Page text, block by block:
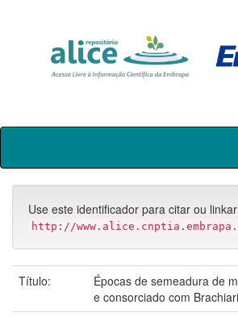
Skip
Use este identificador para citar ou
http://
Título:
Épocas de semeadura de
e consorciado com